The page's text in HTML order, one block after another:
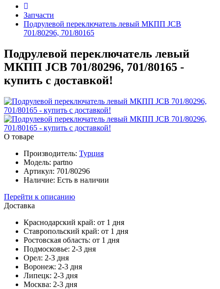
Запчасти
Подрулевой переключатель левый МКПП JCB
701/80296, 701/80165
Подрулевой переключатель левый
МКПП JCB 701/80296, 701/80165 -
купить с доставкой!
О товаре
Производитель: Турция
Модель: partno
Артикул: 701/80296
Наличие: Есть в наличии
Перейти к описанию
Доставка
Краснодарский край: от 1 дня
Ставропольский край: от 1 дня
Ростовская область: от 1 дня
Подмосковье: 2-3 дня
Орел: 2-3 дня
Воронеж: 2-3 дня
Липецк: 2-3 дня
Москва: 2-3 дня